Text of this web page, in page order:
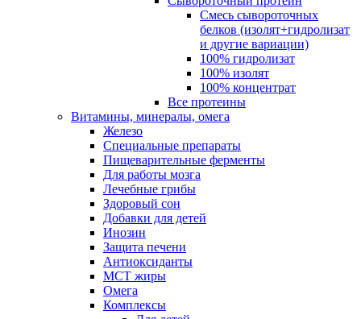
Смесь сывороточных
белков (изолят+гидролизат
и другие вариации)
100% гидролизат
100% изолят
100% концентрат
Все протеины
Витамины, минералы, омега
Железо
Специальные препараты
Пищеварительные ферменты
Для работы мозга
Лечебные грибы
Здоровый сон
Добавки для детей
Инозин
Защита печени
Антиоксиданты
МСТ жиры
Омега
Комплексы